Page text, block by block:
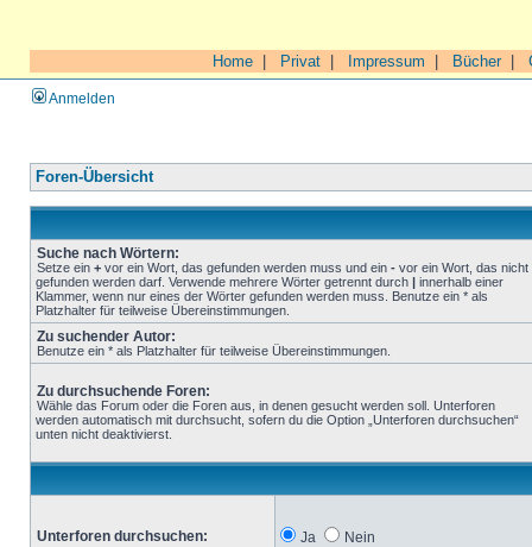
Home Privat Impressum Bücher|
Anmelden
Foren-Übersicht
Suche nach Wörtern:
Setze ein + vor ein Wort, das gefunden werden muss und ein - vor ein Wort, das nicht
gefunden werden darf. Verwende mehrere Wörter getrennt durch | innerhalb einer
Klammer, wenn nur eines der Wörter gefunden werden muss. Benutze ein * als
Platzhalter für teilweise Übereinstimmungen.
Zu suchender Autor:
Benutze ein * als Platzhalter für teilweise Übereinstimmungen.
Zu durchsuchende Foren:
Wähle das Forum oder die Foren aus, in denen gesucht werden soll. Unterforen
werden automatisch mit durchsucht, sofern du die Option „Unterforen durchsuchen“
unten nicht deaktivierst.
Unterforen durchsuchen: Ja Nein